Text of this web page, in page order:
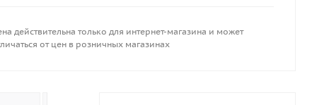
действительна только для интернет-магазина и может
от цен в розничных магазинах